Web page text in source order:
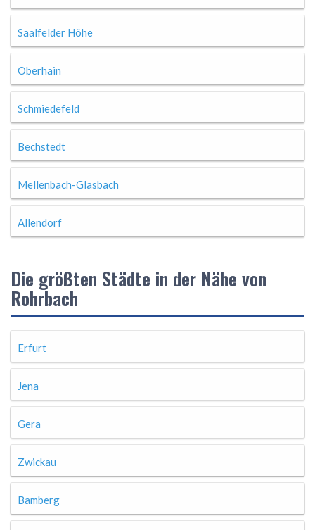
Saalfelder Höhe
Oberhain
Schmiedefeld
Bechstedt
Mellenbach-Glasbach
Allendorf
Die größten Städte in der Nähe von
Rohrbach
Erfurt
Jena
Gera
Zwickau
Bamberg